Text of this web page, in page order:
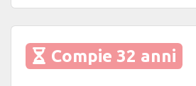
Compie 32 anni